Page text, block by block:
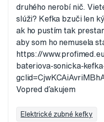
druhého nerobí nič.
slúži? Kefka bzuči len
ak ho pustím tak
aby som ho nemusela
https://
bateriova-sonicka-
Vopred ďakujem
Elektrické zubné kefky